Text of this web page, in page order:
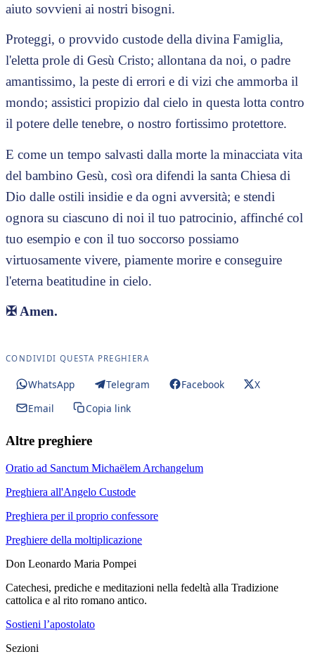
aiuto sovvieni ai nostri bisogni.
Proteggi, o provvido custode della divina Famiglia,
l'eletta prole di Gesù Cristo; allontana da noi, o padre
amantissimo, la peste di errori e di vizi che ammorba il
mondo; assistici propizio dal cielo in questa lotta contro
il potere delle tenebre, o nostro fortissimo protettore.
E come un tempo salvasti dalla morte la minacciata vita
del bambino Gesù, così ora difendi la santa Chiesa di
Dio dalle ostili insidie e da ogni avversità; e stendi
ognora su ciascuno di noi il tuo patrocinio, affinché col
tuo esempio e con il tuo soccorso possiamo
virtuosamente vivere, piamente morire e conseguire
l'eterna beatitudine in cielo.
✠Amen.
CONDIVIDI QUESTA PREGHIERA
WhatsApp Telegram Facebook
X
Email
Copia link
Altre preghiere
Oratio ad Sanctum Michaëlem Archangelum
Preghiera all'Angelo Custode
Preghiera per il proprio confessore
Preghiere della moltiplicazione
Don Leonardo Maria Pompei
Catechesi, prediche e meditazioni nella fedeltà alla Tradizione
cattolica e al rito romano antico.
Sostieni l’apostolato
Sezioni